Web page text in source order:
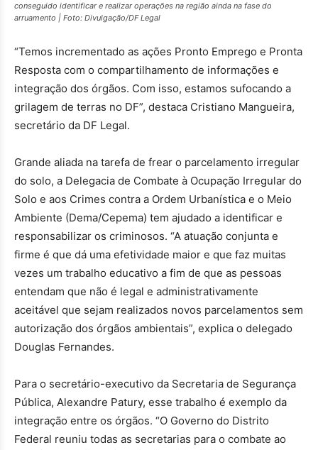
conseguido identificar e realizar operações na região ainda na fase do
arruamento | Foto: Divulgação/DF Legal
“Temos incrementado as ações Pronto Emprego e Pronta
Resposta com o compartilhamento de informações e
integração dos órgãos. Com isso, estamos sufocando a
grilagem de terras no DF”, destaca Cristiano Mangueira,
secretário da DF Legal.
Grande aliada na tarefa de frear o parcelamento irregular
do solo, a Delegacia de Combate à Ocupação Irregular do
Solo e aos Crimes contra a Ordem Urbanística e o Meio
Ambiente (Dema/Cepema) tem ajudado a identificar e
responsabilizar os criminosos. “A atuação conjunta e
firme é que dá uma efetividade maior e que faz muitas
vezes um trabalho educativo a fim de que as pessoas
entendam que não é legal e administrativamente
aceitável que sejam realizados novos parcelamentos sem
autorização dos órgãos ambientais”, explica o delegado
Douglas Fernandes.
Para o secretário-executivo da Secretaria de Segurança
Pública, Alexandre Patury, esse trabalho é exemplo da
integração entre os órgãos. “O Governo do Distrito
Federal reuniu todas as secretarias para o combate ao